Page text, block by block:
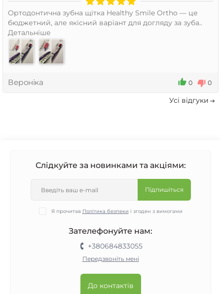
Ортодонтична зубна щітка Healthy Smile Ortho — це
бюджетний, але якісний варіант для догляду за зуба..
Детальніше
Вероніка 0 0
Усi вiдгуки
Слідкуйте за новинками та акціями:
Підпишіться
Я прочитав Політика безпеки і згоден з вимогами
Зателефонуйте нам:
+380684833055
Передзвоніть мені
До контактів